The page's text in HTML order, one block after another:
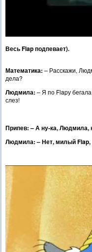
Весь Flap подпевает).
Математика: – Расскажи,
дела?
Людмила: – Я по Flapу
слез!
Припев: – А ну-ка, Людмила,
Людмила: – Нет, милый Flap,